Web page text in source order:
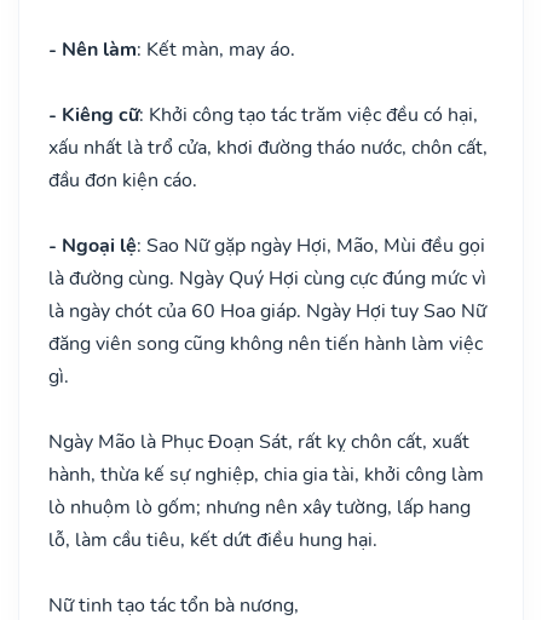
- Nên làm: Kết màn, may áo.
- Kiêng cữ: Khởi công tạo tác trăm việc đều có hại,
xấu nhất là trổ cửa, khơi đường tháo nước, chôn cất,
đầu đơn kiện cáo.
- Ngoại lệ: Sao Nữ gặp ngày Hợi, Mão, Mùi đều gọi
là đường cùng. Ngày Quý Hợi cùng cực đúng mức vì
là ngày chót của 60 Hoa giáp. Ngày Hợi tuy Sao Nữ
đăng viên song cũng không nên tiến hành làm việc
gì.
Ngày Mão là Phục Đoạn Sát, rất kỵ chôn cất, xuất
hành, thừa kế sự nghiệp, chia gia tài, khởi công làm
lò nhuộm lò gốm; nhưng nên xây tường, lấp hang
lỗ, làm cầu tiêu, kết dứt điều hung hại.
Nữ tinh tạo tác tổn bà nương,